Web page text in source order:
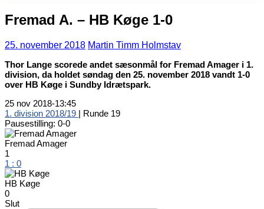
Fremad A. – HB Køge 1-0
25. november 2018 Martin Timm Holmstav
Thor Lange scorede andet sæsonmål for Fremad Amager i 1.
division, da holdet søndag den 25. november 2018 vandt 1-0
over HB Køge i Sundby Idrætspark.
25 nov 2018-13:45
1. division 2018/19 | Runde 19
Pausestilling: 0-0
Fremad Amager
1
1 : 0
HB Køge
0
Slut